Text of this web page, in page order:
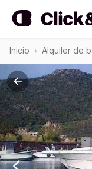
Inicio Alquiler de